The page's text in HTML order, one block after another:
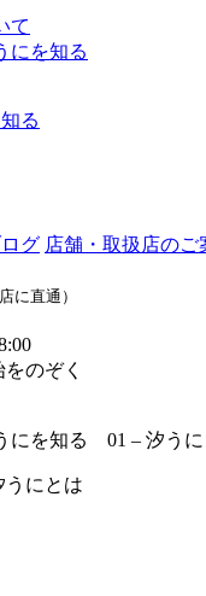
て
にを知る
る
グ 店舗・取扱店のご
に直通）
のぞく
にを知る 01 – 汐うに